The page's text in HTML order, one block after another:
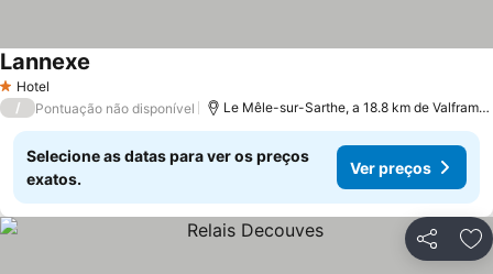
1 Estrelas
Hotel
Lannexe
/ Pontuação não disponível Le Mêle-sur-Sarthe, a 18.8 km de
Selecione as datas para ver os preços
exatos.
Ver preços
Partilhar